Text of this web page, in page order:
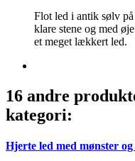
Flot led i antik sølv
klare stene og med
et meget lækkert led.
16 andre
kategori:
Hjerte led med mønster